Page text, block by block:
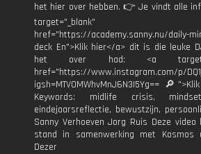
het hier over hebben. 👉 Je vindt alle
target="_blank"
href="https://academy.sanny.nu/daily-
deck En">Klik hier</a> dit is die leuke
het over had: <a
href="https://www.instagram.com/p/
igsh=MTV0MWhvMnJ6N3I5Yg==
Keywords: midlife crisis,
eindejaarsreflectie, bewustzijn,
Sanny Verhoeven Jorg Ruis Deze
stand in samenwerking met Kosmos
Dezer